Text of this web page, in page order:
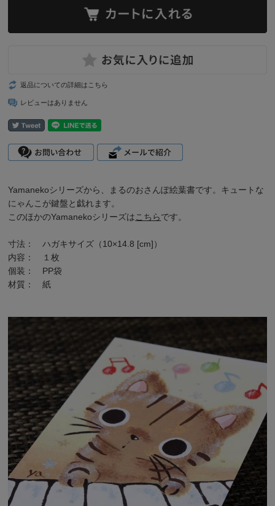
返品についての詳細はこちら
レビューはありません
Yamanekoシリーズから、まるのおさんぽ絵葉書です。キュートな
にゃんこが鍵盤と戯れます。
このほかのYamanekoシリーズはこちらです。
寸法： ハガキサイズ（10×14.8 [cm]）
内容： １枚
個装： PP袋
材質： 紙